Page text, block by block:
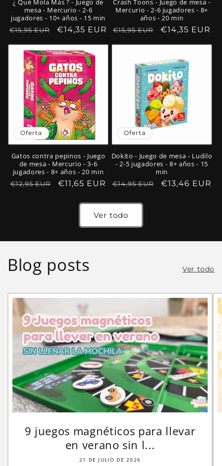
¿ Qué Mola Más ? - Juego de
mesa - Mercurio - 2-6
jugadores - 10+ años - 15 min
Precio
€15,95 EUR
Precio
oferta
€14,35 EUR
Crash Toons - Juego de mesa -
Mercurio - 2-6 jugadores - 8+
años - 20 min
Precio
€15,95 EUR
Precio
€14,35 EUR
Oferta
Gatos contra pepinos - Juego
de mesa - Mercurio - 3-6
jugadores - 8+ años - 20 min
Precio
€12,95 EUR
Precio
oferta
€11,65 EUR
Oferta
Dokito - Juego de mesa - Ludilo
- 2-5 jugadores - 8+ años - 15
min
Precio
€14,95 EUR
Precio
€13,46 EUR
Ver todo
Blog posts Ver todo
9 juegos magnéticos para llevar
en verano sin l...
21 DE JULIO DE 2026